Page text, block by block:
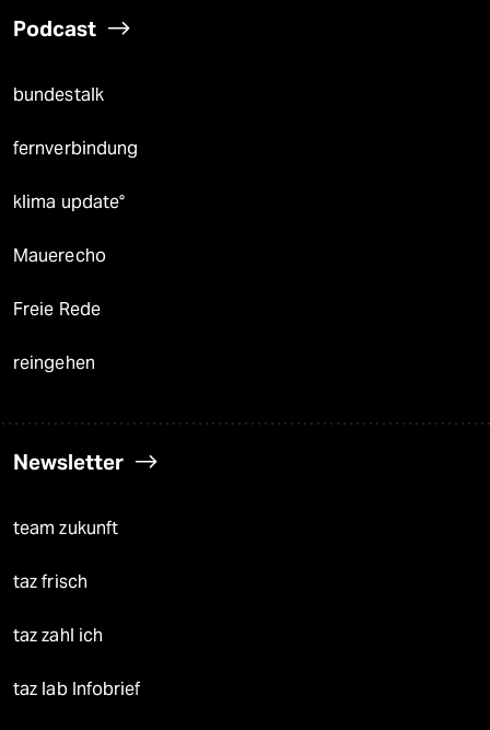
Podcast
bundestalk
fernverbindung
klima update°
Mauerecho
Freie Rede
reingehen
Newsletter
team zukunft
taz frisch
taz zahl ich
taz lab Infobrief